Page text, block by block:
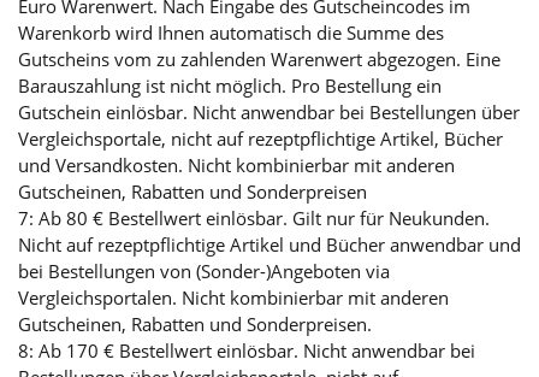
Euro Warenwert. Nach Eingabe des Gutscheincodes im
Warenkorb wird Ihnen automatisch die Summe des
Gutscheins vom zu zahlenden Warenwert abgezogen. Eine
Barauszahlung ist nicht möglich. Pro Bestellung ein
Gutschein einlösbar. Nicht anwendbar bei Bestellungen über
Vergleichsportale, nicht auf rezeptpflichtige Artikel, Bücher
und Versandkosten. Nicht kombinierbar mit anderen
Gutscheinen, Rabatten und Sonderpreisen
7: Ab 80 € Bestellwert einlösbar. Gilt nur für Neukunden.
Nicht auf rezeptpflichtige Artikel und Bücher anwendbar und
bei Bestellungen von (Sonder-)Angeboten via
Vergleichsportalen. Nicht kombinierbar mit anderen
Gutscheinen, Rabatten und Sonderpreisen.
8: Ab 170 € Bestellwert einlösbar. Nicht anwendbar bei